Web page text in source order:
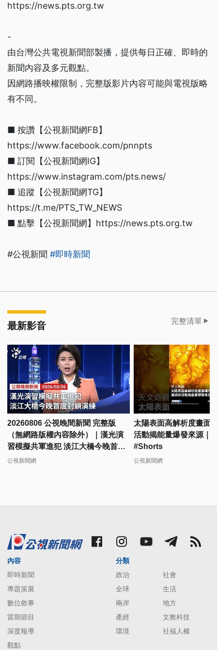
https://news.pts.org.tw
-
由台灣公共電視新聞部製播，提供每日正確、即時的
新聞內容及多元觀點。
因網路播映權限制，完整版影片內容可能與電視版略
有不同。
■ 按讚【公視新聞網FB】
https://www.facebook.com/pnnpts
■ 訂閱【公視新聞網IG】
https://www.instagram.com/pts.news/
■ 追蹤【公視新聞網TG】
https://t.me/PTS_TW_NEWS
■ 點擊【公視新聞網】https://news.pts.org.tw
#公視新聞 #即時新聞
最新影音 完整清單
20260806 公視晚間新聞 完整版
（無網路版權內容除外）｜漢光演
習模擬共軍進犯 淡江大橋今晚首度
封鎖演練
公視新聞網
太陽表面高解析度畫面
活動揭能量爆發來源｜
#Shorts
公視新聞網
內容
即時新聞
專題策展
數位敘事
當期節目
深度報導
觀點
分類
政治
社會
全球
生活
兩岸
地方
產經
文教科技
環境
社福人權